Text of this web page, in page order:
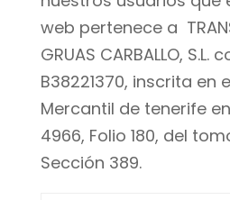
web pertenece a
GRUAS CARBALLO, S.L.
B38221370, inscrita en
Mercantil de tenerife
4966, Folio 180, del
Sección 389.